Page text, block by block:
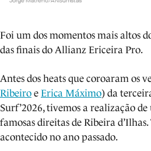
Foi um dos momentos mais altos
das finais do Allianz Ericeira Pro.
Antes dos heats que coroaram os
Ribeiro e Erica Máximo) da
Surf’2026, tivemos a realização
famosas direitas de Ribeira
acontecido no ano passado.